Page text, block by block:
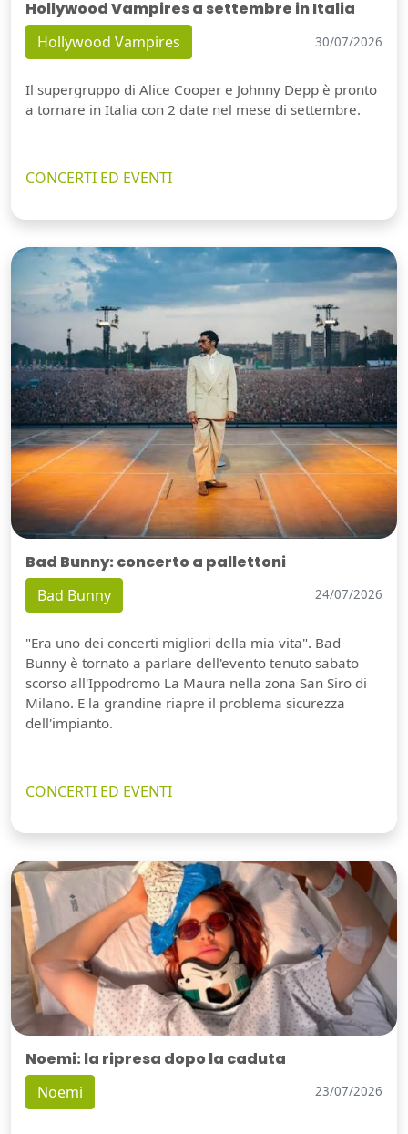
Hollywood Vampires a settembre in Italia
Hollywood Vampires 30/07/2026
Il supergruppo di Alice Cooper e Johnny Depp è pronto
a tornare in Italia con 2 date nel mese di settembre.
CONCERTI ED EVENTI
Bad Bunny: concerto a pallettoni
Bad Bunny 24/07/2026
"Era uno dei concerti migliori della mia vita". Bad
Bunny è tornato a parlare dell'evento tenuto sabato
scorso all'Ippodromo La Maura nella zona San Siro di
Milano. E la grandine riapre il problema sicurezza
dell'impianto.
CONCERTI ED EVENTI
Noemi: la ripresa dopo la caduta
Noemi 23/07/2026